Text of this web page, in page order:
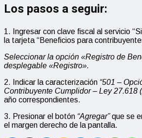
Los pasos a seguir:
1. Ingresar con clave fiscal al servicio
la tarjeta “Beneficios para
Seleccionar la opción «Registro de
desplegable «Registro».
2. Indicar la caracterización “501 –
Contribuyente Cumplidor – Ley 27.618
año correspondientes.
3. Presionar el botón “Agregar”que se
el margen derecho de la pantalla.